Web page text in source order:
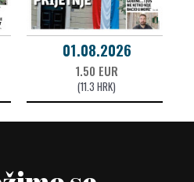
01.08.2026
1.50 EUR
(11.3 HRK)